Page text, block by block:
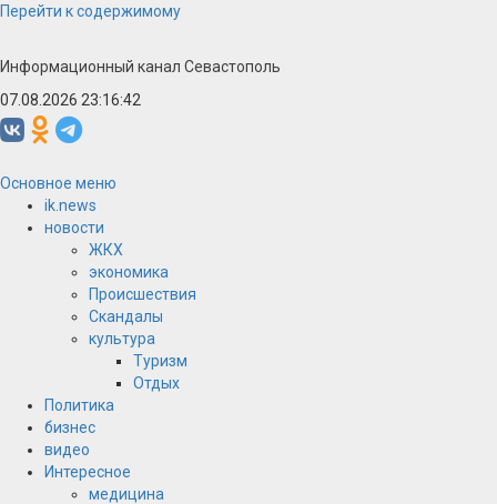
Перейти к содержимому
Информационный канал Севастополь
07.08.2026 23:16:42
Основное меню
ik.news
новости
ЖКХ
экономика
Происшествия
Скандалы
культура
Туризм
Отдых
Политика
бизнес
видео
Интересное
медицина